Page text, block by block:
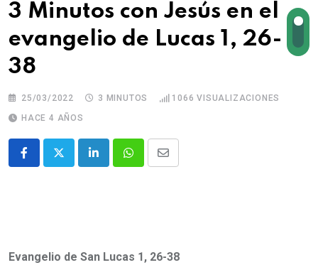
3 Minutos con Jesús en el
evangelio de Lucas 1, 26-
38
25/03/2022 3 MINUTOS 1066 VISUALIZACIONES
HACE 4 AÑOS
Evangelio de San Lucas 1, 26-38